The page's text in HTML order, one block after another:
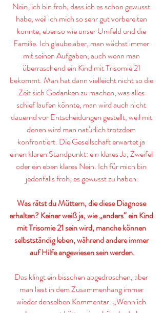
Nein, ich bin froh, dass ich es schon gewusst
habe, weil ich mich so sehr gut vorbereiten
konnte, ebenso wie unser Umfeld und die
Familie. Ich glaube aber, man wächst immer
mit seinen Aufgaben, auch wenn man
überraschend ein Kind mit Trisomie 21
bekommt. Man hat dann vielleicht nicht so die
Zeit sich Gedanken zu machen, was alles
schief laufen könnte, man wird auch nicht
dauernd vor Entscheidungen gestellt, weil mit
denen wird man natürlich trotzdem
konfrontiert. Die Gesellschaft erwartet ja
einen klaren Standpunkt: ein klares Ja, Zweifel
oder ein eben klares Nein. Ich für mich bin
jedenfalls froh, es gewusst zu haben.
Was rätst du Müttern, die diese Diagnose
erhalten? Keiner weiß ja, wie „anders“ ein Kind
mit Trisomie 21 sein wird, manche können
selbstständig leben, während andere immer
auf Hilfe angewiesen sein werden.
Das klingt ein bisschen abgedroschen, aber
man liest in dem Zusammenhang immer
wieder denselben Kommentar: „Wenn ich